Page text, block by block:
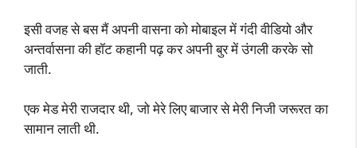
इसी वजह से बस मैं अपनी वासना को मोबाइल में गंदी वीडियो और
अन्तर्वासना की हॉट कहानी पढ़ कर अपनी बुर में उंगली करके सो
जाती.
एक मेड मेरी राजदार थी, जो मेरे लिए बाजार से मेरी निजी जरूरत का
सामान लाती थी.